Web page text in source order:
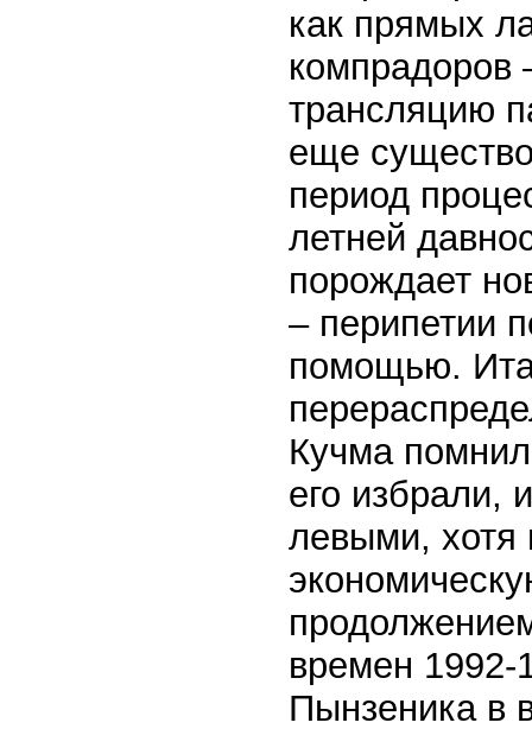
как прямых
компрадоров
трансляцию
еще
период
летней
порождает
– перипетии
помощью.
Кучма
его избрали,
левыми, хотя
времен 1992-
Пынзеника в